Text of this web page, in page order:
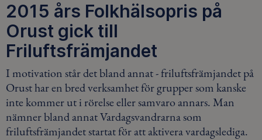
2015 års Folkhälsopris på
Orust gick till
Friluftsfrämjandet
I motivation står det bland annat - friluftsfrämjandet på
Orust har en bred verksamhet för grupper som kanske
inte kommer ut i rörelse eller samvaro annars. Man
nämner bland annat Vardagsvandrarna som
friluftsfrämjandet startat för att aktivera vardagslediga.